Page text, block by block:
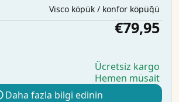
Visco köpük / konfor köpüğü
€79,95
Ücretsiz kargo
Hemen müsait
Daha fazla bilgi edinin